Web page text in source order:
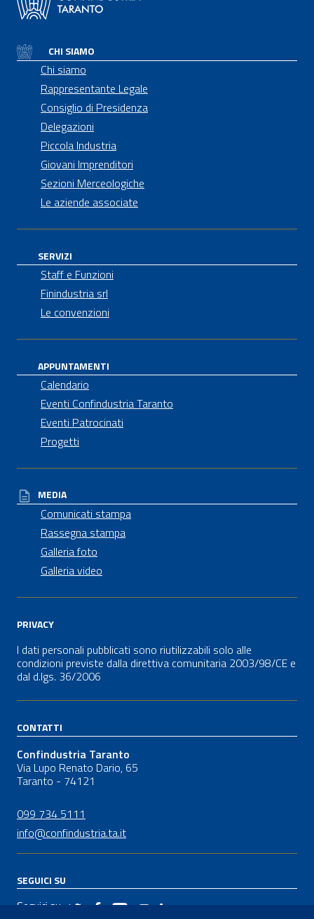
CHI SIAMO
Chi siamo
Rappresentante Legale
Consiglio di Presidenza
Delegazioni
Piccola Industria
Giovani Imprenditori
Sezioni Merceologiche
Le aziende associate
SERVIZI
Staff e Funzioni
Finindustria srl
Le convenzioni
APPUNTAMENTI
Calendario
Eventi Confindustria Taranto
Eventi Patrocinati
Progetti
MEDIA
Comunicati stampa
Rassegna stampa
Galleria foto
Galleria video
PRIVACY
I dati personali pubblicati sono riutilizzabili solo alle
condizioni previste dalla direttiva comunitaria 2003/98/CE e
dal d.lgs. 36/2006
CONTATTI
Confindustria Taranto
Via Lupo Renato Dario, 65
Taranto - 74121
099 734 5111
info@confindustria.ta.it
SEGUICI SU
Seguici su